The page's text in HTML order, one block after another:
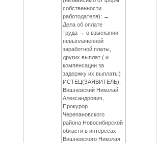
собственности
работодателя): →
Дела об оплате
труда → о взыскании
невыплаченной
заработной платы,
других выплат ( и
компенсации за
задержку их выплаты)
ИСТЕЦ(ЗАЯВИТЕЛЬ):
Вишневский Николай
Александрович,
Прокурор
Черепановского
района Новосибирской
области в интересах
Вишневского Николая